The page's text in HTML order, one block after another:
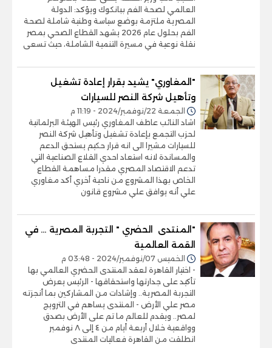
العالمي لصحة الفم ببانكوك ويؤكد: الدولة
المصرية ملتزمة بوضع سياسة وطنية شاملة لصحة
الفم بحلول عام 2026 يشهد القطاع الصحي بمصر
نقلة نوعية في مسيرة التنمية الشاملة، حيث تسعى
"المغاوري" يشيد بقرار إعادة تشغيل
وتأهيل شركة النصر للسيارات
الجمعة 22/نوفمبر/2024 - 11:19 م
اشاد النائب عاطف المغاوري رئيس الهيئة البرلمانية
لحزب التجمع بإعادة تشغيل وتأهيل شركة النصر
للسيارات مشيرا الى انه قرار حكيم يستحق الدعم
والمساندة لانه استعاد احدي القلاع الصناعية التي
تدعم الاقتصاد المصري مقدرا مساهمة القطاع
الخاص بهذا المشروع من ناحية أخري أكد مغاوري
علي أنه يوافق علي مشروع قانون
"المنتدى الحضري " التجربة المصرية … في
القمة العالمية
الخميس 07/نوفمبر/2024 - 03:48 م
- اختيار القاهرة لعقد المنتدى الحضري العالمي بها
تأكيد على جدارتها واستحقاقها - الرئيس يعرض
التجربة المصرية.. وإشادات من المشاركين بما أنجزته
مصر علي الأرض - المنتدى يساهم في الترويج
لمصر.. ويقدم للعالم ما تم على الأرض بصدق
وواقعية خلال أربعة أيام من ٤ إلى ٨ نوفمبر
انطلقت من القاهرة فعاليات المنتدى